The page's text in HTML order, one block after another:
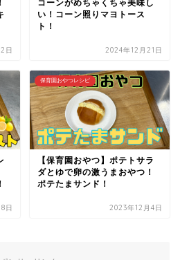
日
コーンがめちゃくちゃ美味し
い！コーン照りマヨトース
ト！
2024年12月21日
日
保育園おやつレシピ
【保育園おやつ】ポテトサラ
ダとゆで卵の激うまおやつ！
ポテたまサンド！
2023年12月4日